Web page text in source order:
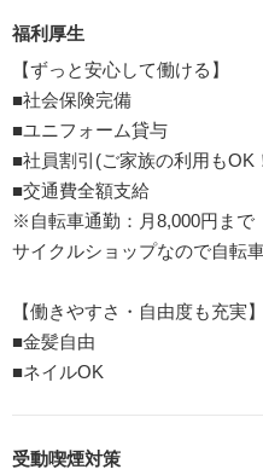
福利厚生
【ずっと安心して働ける】
■社会保険完備
■ユニフォーム貸与
■社員割引(ご家族の利用もOK
■交通費全額支給
※自転車通勤：月8,000円まで
サイクルショップなので自転
【働きやすさ・自由度も充実】
■金髪自由
■ネイルOK
受動喫煙対策